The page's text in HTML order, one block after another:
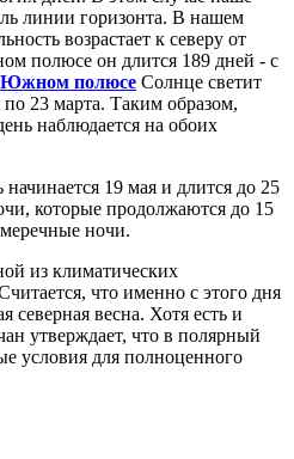
линии горизонта. В нашем
возрастает к северу от
полюсе он длится 189 дней - с
Южном полюсе Солнце светит
по 23 марта. Таким образом,
наблюдается на обоих
19 мая и длится до 25
которые продолжаются до 15
ночи.
из климатических
что именно с этого дня
северная весна. Хотя есть и
утверждает, что в полярный
условия для полноценного